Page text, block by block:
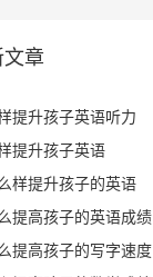
章
提升孩子英语听力
提升孩子英语
样提升孩子的英语
提高孩子的英语成绩
提高孩子的写字速度